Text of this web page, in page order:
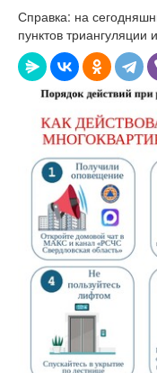
Справка: на
пунктов триангуляции